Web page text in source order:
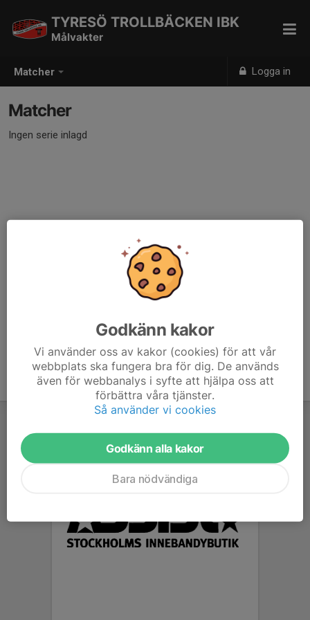
Matcher Logga in
TYRESÖ TROLLBÄCKEN IBK
Målvakter
Matcher
Ingen serie inlagd
Godkänn kakor
Vi använder oss av kakor (cookies) för att vår
webbplats ska fungera bra för dig. De används
även för webbanalys i syfte att hjälpa oss att
förbättra våra tjänster.
Så använder vi cookies
Godkänn alla kakor
Bara nödvändiga